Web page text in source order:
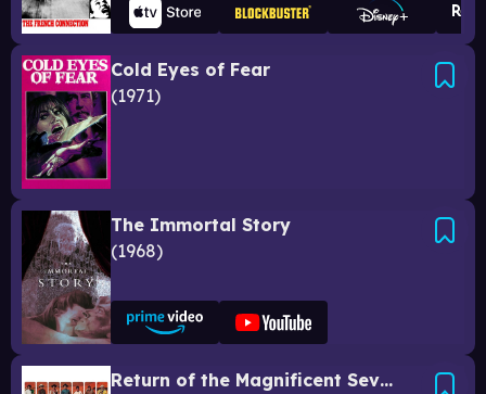
Cold Eyes of Fear
1971
The Immortal Story
1968
Return of the Magnificent Seven